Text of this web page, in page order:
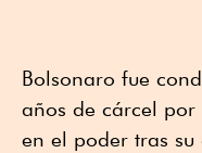
Bolsonaro fue
años de cárcel
en el poder tras